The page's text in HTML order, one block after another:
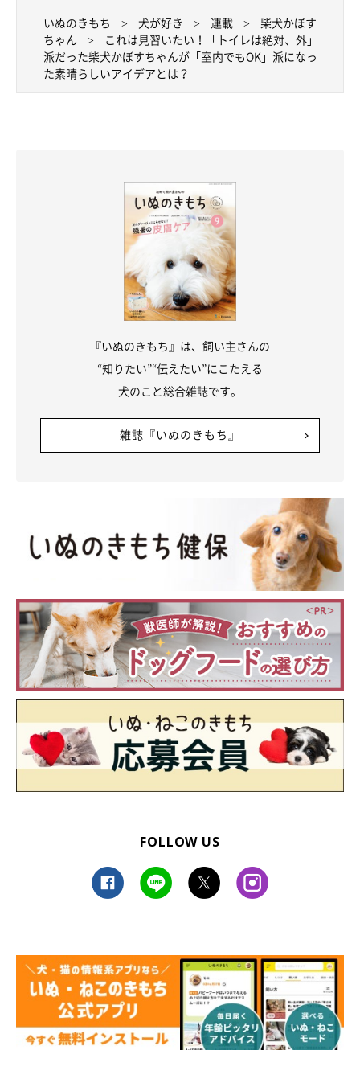
翌朝起きたら、なんとバスマット乗せトイレの上が濡れていま
した。大成功です！
かぼすちゃんとおさんぽ。
それからは度々バスマット乗せトイレでしてくれるようになり
ました。ここまできたら、もう大丈夫。次の段階へ進むことにし
ました。
いぬのきもち 犬が好き 連載
柴犬かぼす
ちゃん
これは見習いたい！「トイレは絶対、外」
派だった柴犬かぼすちゃんが「室内でもOK」派になっ
た素晴らしいアイデアとは？
『いぬのきもち』は、飼い主さんの
“知りたい”“伝えたい”にこたえる
犬のこと総合雑誌です。
雑誌『いぬのきもち』
FOLLOW US